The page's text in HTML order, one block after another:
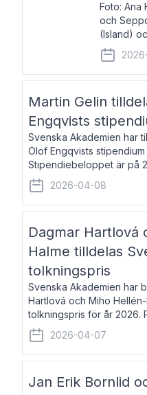
Foto: Ana
och
(Island)
läser ur
John
färöiska,
Martin Gelin
Engqvists
Svenska Akademien har
Olof Engqvists
Stipendiebeloppet är på
född 1978, är journalist
numera i Paris men var
2026-04-08
Dagmar Hartlová
Halme tilldelas
tolkningspris
Svenska Akademien har
Hartlová och Miho
tolkningspris för år 2026.
kronor var. Dagmar
huvudsakligen från
2026-04-07
Jan Erik Bornlid